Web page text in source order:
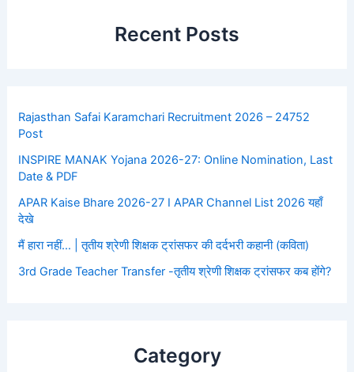
Recent Posts
Rajasthan Safai Karamchari Recruitment 2026 – 24752
Post
INSPIRE MANAK Yojana 2026-27: Online Nomination, Last
Date & PDF
APAR Kaise Bhare 2026-27 I APAR Channel List 2026 यहाँ
देखे
मैं हारा नहीं… | तृतीय श्रेणी शिक्षक ट्रांसफर की दर्दभरी कहानी (कविता)
3rd Grade Teacher Transfer -तृतीय श्रेणी शिक्षक ट्रांसफर कब होंगे?
Category